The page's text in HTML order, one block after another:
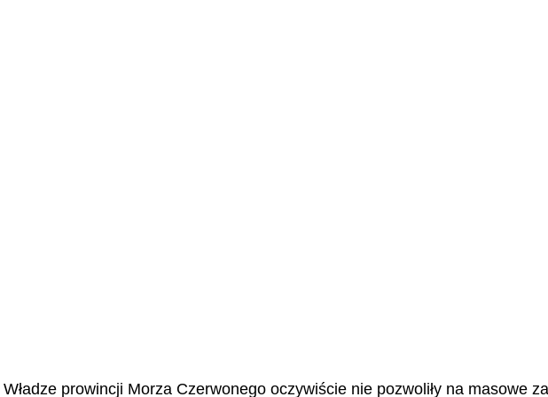
Władze prowincji Morza Czerwonego oczywiście nie pozwoliły na masowe